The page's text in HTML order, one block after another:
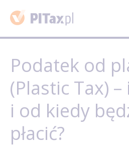
Podatek od
(Plastic Tax)
i od kiedy
płacić?